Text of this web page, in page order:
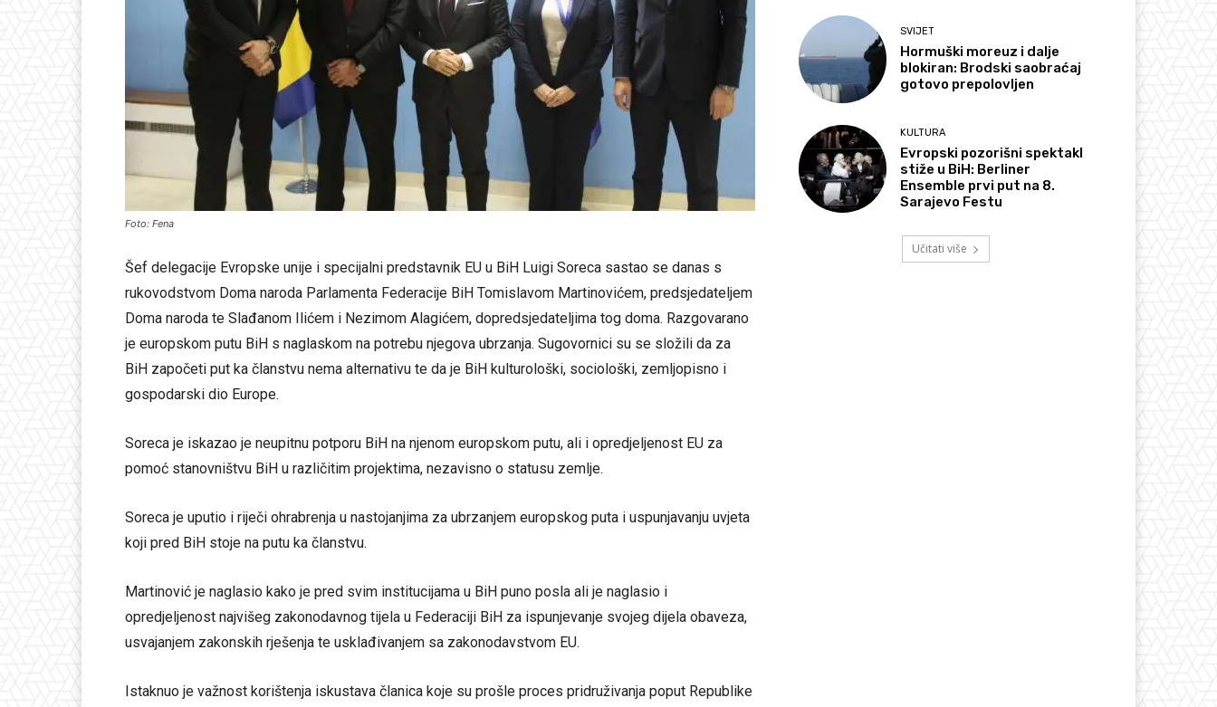
Foto: Fena
Šef delegacije Evropske unije i specijalni predstavnik EU u BiH Luigi Soreca sastao se danas s
rukovodstvom Doma naroda Parlamenta Federacije BiH Tomislavom Martinovićem, predsjedateljem
Doma naroda te Slađanom Ilićem i Nezimom Alagićem, dopredsjedateljima tog doma. Razgovarano
je europskom putu BiH s naglaskom na potrebu njegova ubrzanja. Sugovornici su se složili da za
BiH započeti put ka članstvu nema alternativu te da je BiH kulturološki, sociološki, zemljopisno i
gospodarski dio Europe.
Soreca je iskazao je neupitnu potporu BiH na njenom europskom putu, ali i opredjeljenost EU za
pomoć stanovništvu BiH u različitim projektima, nezavisno o statusu zemlje.
Soreca je uputio i riječi ohrabrenja u nastojanjima za ubrzanjem europskog puta i uspunjavanju uvjeta
koji pred BiH stoje na putu ka članstvu.
Martinović je naglasio kako je pred svim institucijama u BiH puno posla ali je naglasio i
opredjeljenost najvišeg zakonodavnog tijela u Federaciji BiH za ispunjevanje svojeg dijela obaveza,
usvajanjem zakonskih rješenja te usklađivanjem sa zakonodavstvom EU.
Istaknuo je važnost korištenja iskustava članica koje su prošle proces pridruživanja poput Republike
SVIJET
Hormuški moreuz i dalje
blokiran: Brodski saobraćaj
gotovo prepolovljen
KULTURA
Evropski pozorišni spektakl
stiže u BiH: Berliner
Ensemble prvi put na 8.
Sarajevo Festu
Učitati više